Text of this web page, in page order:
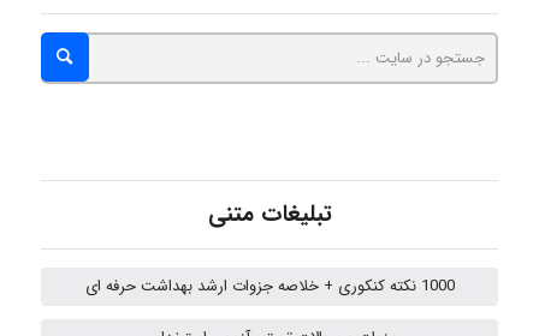
Rtk2099
تبلیغات متنی
1000 نکته کنکوری + خلاصه جزوات ارشد بهداشت حرفه ای